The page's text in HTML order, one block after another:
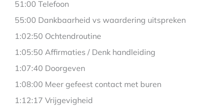
51:00 Telefoon
55:00 Dankbaarheid vs waardering uitspreken
1:02:50 Ochtendroutine
1:05:50 Affirmaties / Denk handleiding
1:07:40 Doorgeven
1:08:00 Meer gefeest contact met buren
1:12:17 Vrijgevigheid